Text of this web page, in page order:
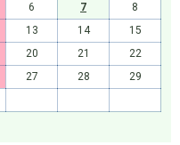
6 7
8
13 14
15
20 21
22
27 28
29